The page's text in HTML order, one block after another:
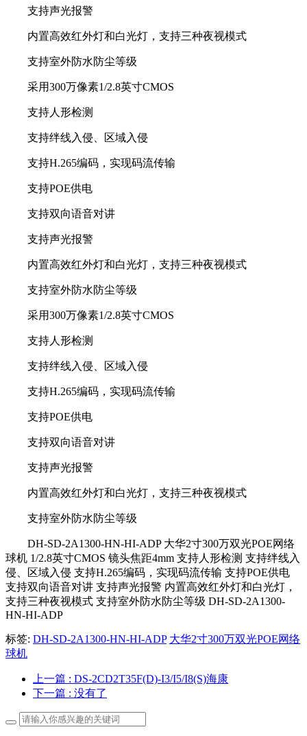
支持声光报警
内置高效红外灯和白光灯，支持三种夜视模式
支持室外防水防尘等级
采用300万像素1/2.8英寸CMOS
支持人形检测
支持绊线入侵、区域入侵
支持H.265编码，实现码流传输
支持POE供电
支持双向语音对讲
支持声光报警
内置高效红外灯和白光灯，支持三种夜视模式
支持室外防水防尘等级
采用300万像素1/2.8英寸CMOS
支持人形检测
支持绊线入侵、区域入侵
支持H.265编码，实现码流传输
支持POE供电
支持双向语音对讲
支持声光报警
内置高效红外灯和白光灯，支持三种夜视模式
支持室外防水防尘等级
DH-SD-2A1300-HN-HI-ADP 大华2寸300万双光POE网络
球机 1/2.8英寸CMOS 镜头焦距4mm 支持人形检测 支持绊线入
侵、区域入侵 支持H.265编码，实现码流传输 支持POE供电
支持双向语音对讲 支持声光报警 内置高效红外灯和白光灯，
支持三种夜视模式 支持室外防水防尘等级 DH-SD-2A1300-
HN-HI-ADP
标签: DH-SD-2A1300-HN-HI-ADP 大华2寸300万双光POE网络
球机
上一篇 : DS-2CD2T35F(D)-I3/I5/I8(S)海康
下一篇 : 没有了